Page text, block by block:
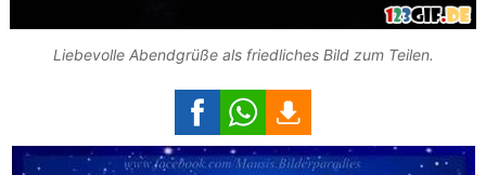
Liebevolle Abendgrüße als friedliches Bild zum Teilen.